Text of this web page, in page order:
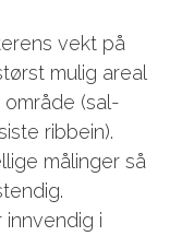
vekt på
mulig areal
(sal-
ribbein).
målinger så
innvendig i